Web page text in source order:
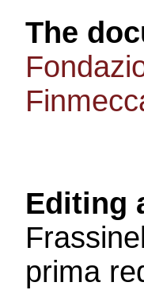
The
Editing
prima